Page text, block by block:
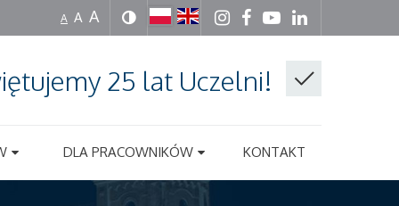
A A A
25 lat Uczelni!
DLA PRACOWNIKÓW KONTAKT